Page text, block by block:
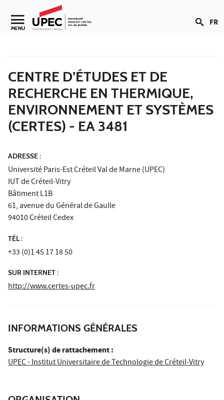
Aller au contenu
Navigation secondaire
MENU FR
CENTRE D’ÉTUDES ET DE
RECHERCHE EN THERMIQUE,
ENVIRONNEMENT ET SYSTÈMES
(CERTES) - EA 3481
ADRESSE :
Université Paris-Est Créteil Val de Marne (UPEC)
IUT de Créteil-Vitry
Bâtiment L1B
61, avenue du Général de Gaulle
94010 Créteil Cedex
TÉL :
+33 (0)1 45 17 18 50
SUR INTERNET :
http://www.certes-upec.fr
INFORMATIONS GÉNÉRALES
Structure(s) de rattachement :
UPEC - Institut Universitaire de Technologie de Créteil-Vitry